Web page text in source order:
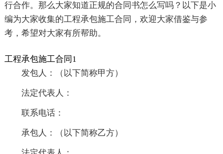
行合作。那么大家知道正规的合同书怎么写吗？以下是小
编为大家收集的工程承包施工合同，欢迎大家借鉴与参
考，希望对大家有所帮助。
工程承包施工合同1
发包人：（以下简称甲方）
法定代表人：
联系电话：
承包人：（以下简称乙方）